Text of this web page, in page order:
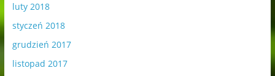
luty 2018
styczeń 2018
grudzień 2017
listopad 2017